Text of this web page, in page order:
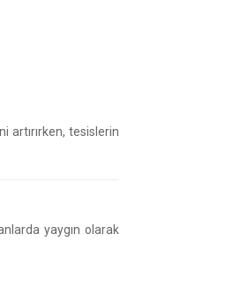
artırırken, tesislerin
yaygın olarak